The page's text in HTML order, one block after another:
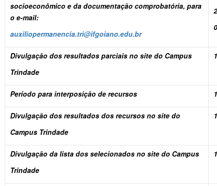
socioeconômico e da documentação comprobatória, para
o e-mail:
auxiliopermanencia.tri@ifgoiano.edu.br
Divulgação dos resultados parciais no site do Campus
Trindade
Período para interposição de recursos
Divulgação dos resultados dos recursos no site do
Campus Trindade
Divulgação da lista dos selecionados no site do Campus
Trindade